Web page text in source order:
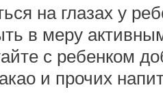
на глазах у
в меру
с ребенком
и прочих